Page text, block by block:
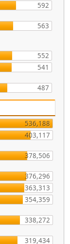
592
563
552
541
487
536,188
403,117
378,506
376,296
363,313
354,359
338,272
319,434